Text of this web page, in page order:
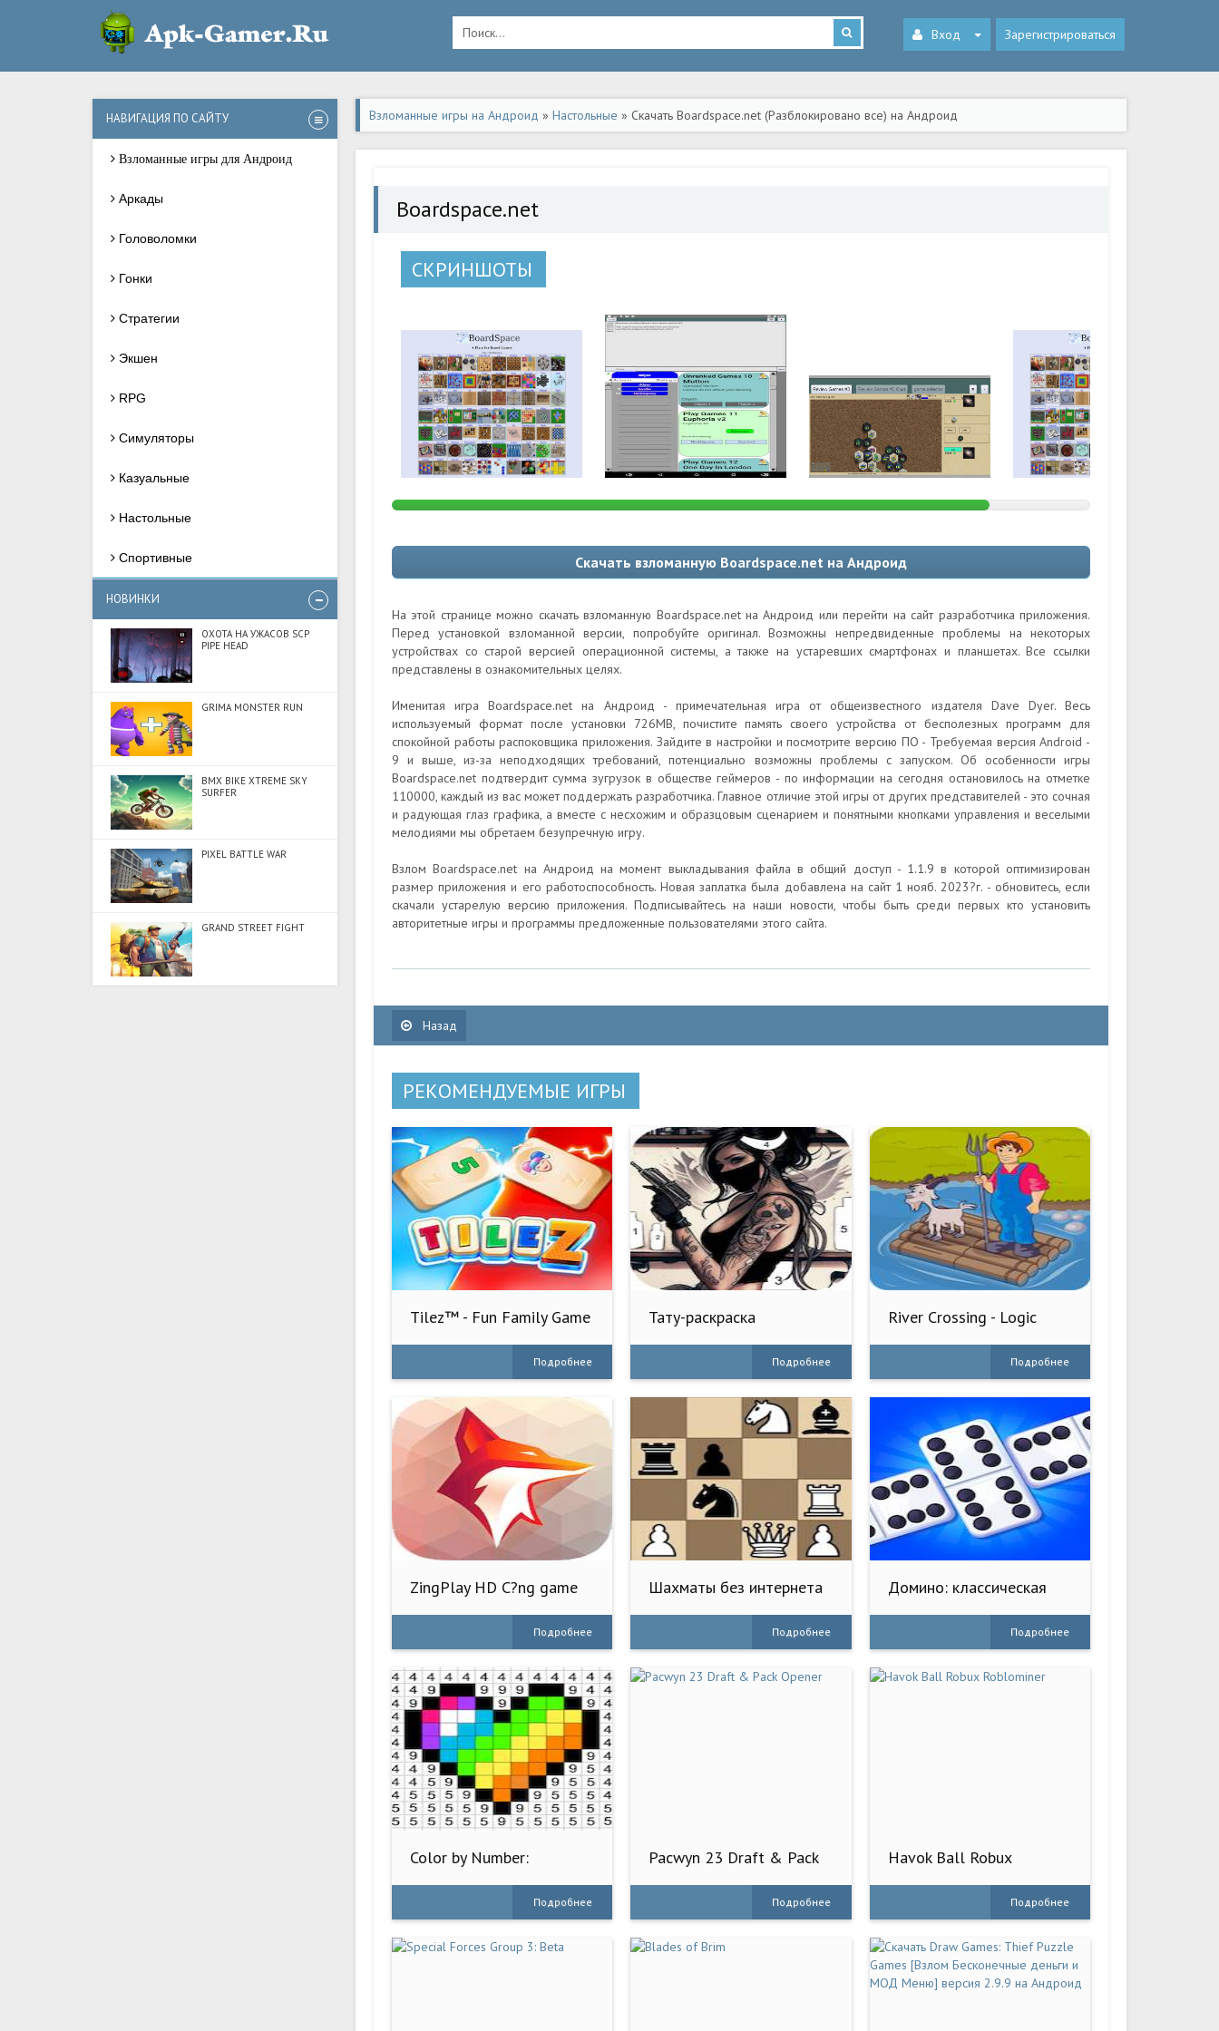
Вход Зарегистрироваться
НАВИГАЦИЯ ПО САЙТУ
Взломанные игры для Андроид
Аркады
Головоломки
Гонки
Стратегии
Экшен
RPG
Симуляторы
Казуальные
Настольные
Спортивные
НОВИНКИ
ОХОТА НА УЖАСОВ SCP
PIPE HEAD
GRIMA MONSTER RUN
BMX BIKE XTREME SKY
SURFER
PIXEL BATTLE WAR
GRAND STREET FIGHT
Взломанные игры на Андроид » Настольные » Скачать Boardspace.net (Разблокировано все) на Андроид
Boardspace.net
СКРИНШОТЫ
Скачать взломанную Boardspace.net на Андроид
На этой странице можно скачать взломанную Boardspace.net на Андроид или перейти на сайт разработчика приложения.
Перед установкой взломанной версии, попробуйте оригинал. Возможны непредвиденные проблемы на некоторых
устройствах со старой версией операционной системы, а также на устаревших смартфонах и планшетах. Все ссылки
представлены в ознакомительных целях.
Именитая игра Boardspace.net на Андроид - примечательная игра от общеизвестного издателя Dave Dyer. Весь
используемый формат после установки 726MB, почистите память своего устройства от бесполезных программ для
спокойной работы распоковщика приложения. Зайдите в настройки и посмотрите версию ПО - Требуемая версия Android -
9 и выше, из-за неподходящих требований, потенциально возможны проблемы с запуском. Об особенности игры
Boardspace.net подтвердит сумма зугрузок в обществе геймеров - по информации на сегодня остановилось на отметке
110000, каждый из вас может поддержать разработчика. Главное отличие этой игры от других представителей - это сочная
и радующая глаз графика, а вместе с несхожим и образцовым сценарием и понятными кнопками управления и веселыми
мелодиями мы обретаем безупречную игру.
Взлом Boardspace.net на Андроид на момент выкладывания файла в общий доступ - 1.1.9 в которой оптимизирован
размер приложения и его работоспособность. Новая заплатка была добавлена на сайт 1 нояб. 2023?г. - обновитесь, если
скачали устарелую версию приложения. Подписывайтесь на наши новости, чтобы быть среди первых кто установить
авторитетные игры и программы предложенные пользователями этого сайта.
Назад
РЕКОМЕНДУЕМЫЕ ИГРЫ
Tilez™ - Fun Family Game
Подробнее
Тату-раскраска
Подробнее
River Crossing - Logic
Подробнее
ZingPlay HD C?ng game
Подробнее
Шахматы без интернета
Подробнее
Домино: классическая
Подробнее
Color by Number:
Подробнее
Pacwyn 23 Draft & Pack
Подробнее
Havok Ball Robux
Подробнее